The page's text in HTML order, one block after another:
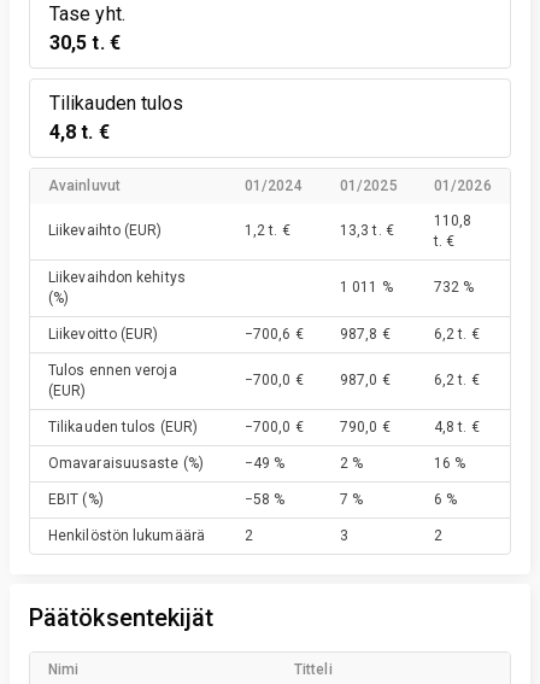
Tase yht.
30,5 t. €
Tilikauden tulos
4,8 t. €
Avainluvut 01/2024 01/2025 01/2026
Liikevaihto (EUR) 1,2 t. € 13,3 t. €
110,8
t. €
Liikevaihdon kehitys
(%)
1 011 % 732 %
Liikevoitto (EUR) −700,6 € 987,8 € 6,2 t. €
Tulos ennen veroja
(EUR)
−700,0 € 987,0 € 6,2 t. €
Tilikauden tulos (EUR) −700,0 € 790,0 € 4,8 t. €
Omavaraisuusaste (%) −49 % 2 % 16 %
EBIT (%) −58 % 7 % 6 %
Henkilöstön lukumäärä 2 3 2
Päätöksentekijät
Nimi Titteli